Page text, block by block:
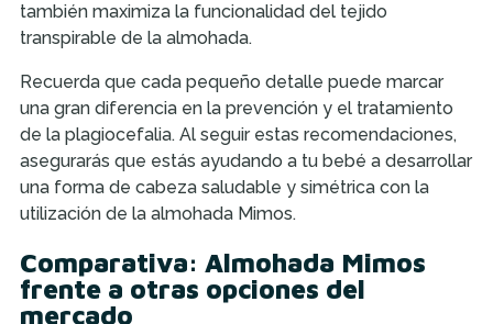
también maximiza la funcionalidad del tejido
transpirable de la almohada.
Recuerda que cada pequeño detalle puede marcar
una gran diferencia en la prevención y el tratamiento
de la plagiocefalia. Al seguir estas recomendaciones,
asegurarás que estás ayudando a tu bebé a desarrollar
una forma de cabeza saludable y simétrica con la
utilización de la almohada Mimos.
Comparativa: Almohada Mimos
frente a otras opciones del
mercado